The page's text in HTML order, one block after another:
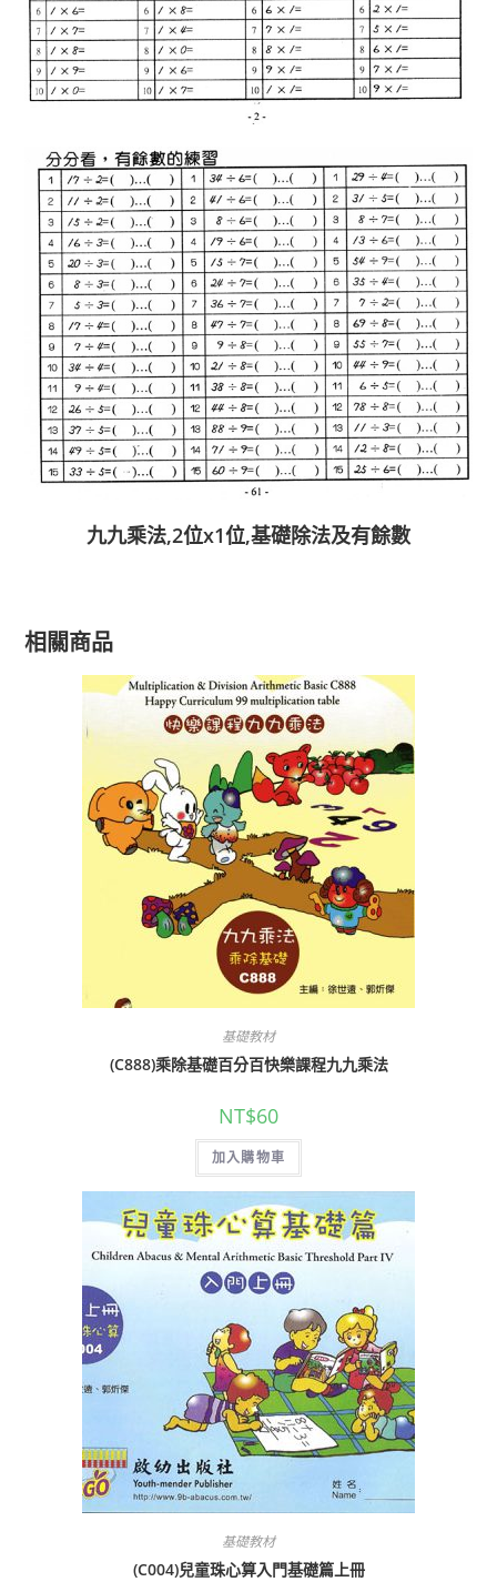
九九乘法,2位x1位,基礎除法及有餘數
相關商品
基礎教材
(C888)乘除基礎百分百快樂課程九九乘法
NT$60
加入購物車
基礎教材
(C004)兒童珠心算入門基礎篇上冊